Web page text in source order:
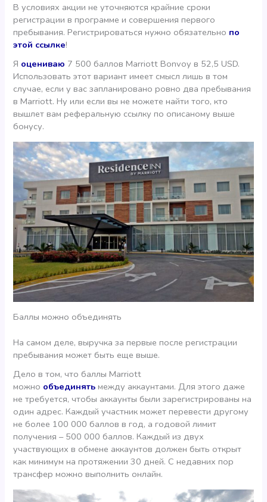
В условиях акции не уточняются крайние сроки
регистрации в программе и совершения первого
пребывания. Регистрироваться нужно обязательно по
этой ссылке!
Я оцениваю 7 500 баллов Marriott Bonvoy в 52,5 USD.
Использовать этот вариант имеет смысл лишь в том
случае, если у вас запланировано ровно два пребывания
в Marriott. Ну или если вы не можете найти того, кто
вышлет вам реферальную ссылку по описаному выше
бонусу.
Баллы можно объединять
На самом деле, выручка за первые после регистрации
пребывания может быть еще выше.
Дело в том, что баллы Marriott
можно объединять между аккаунтами. Для этого даже
не требуется, чтобы аккаунты были зарегистрированы на
один адрес. Каждый участник может перевести другому
не более 100 000 баллов в год, а годовой лимит
получения – 500 000 баллов. Каждый из двух
участвующих в обмене аккаунтов должен быть открыт
как минимум на протяжении 30 дней. С недавних пор
трансфер можно выполнить онлайн.